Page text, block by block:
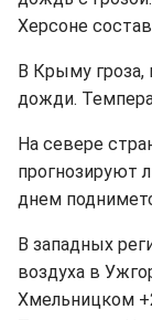
Херсоне
В Крыму
дожди.
На севере
прогнозируют
днем
В западных
воздуха в
Хмельницком